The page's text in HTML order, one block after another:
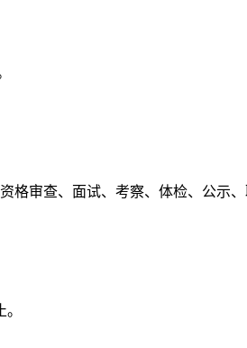
审查、面试、考察、体检、公示、